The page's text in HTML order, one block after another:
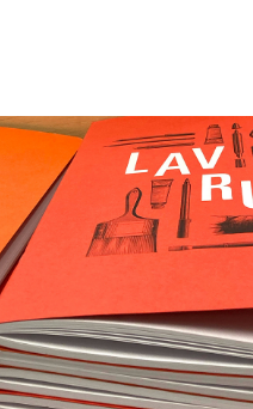
2023
Lavrut